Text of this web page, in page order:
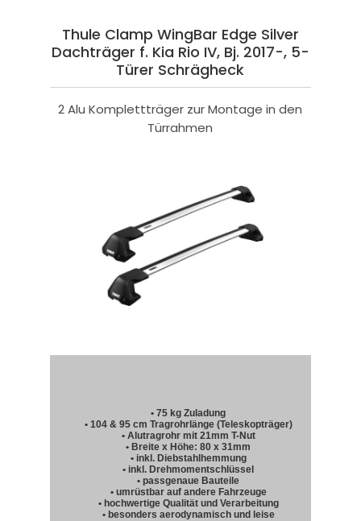
Thule Clamp WingBar Edge Silver
Dachträger f. Kia Rio IV, Bj. 2017-, 5-
Türer Schrägheck
2 Alu Komplettträger zur Montage in den
Türrahmen
• 75 kg Zuladung
• 104 & 95 cm Tragrohrlänge (Teleskopträger)
• Alutragrohr mit 21mm T-Nut
• Breite x Höhe: 80 x 31mm
• inkl. Diebstahlhemmung
• inkl. Drehmomentschlüssel
• passgenaue Bauteile
• umrüstbar auf andere Fahrzeuge
• hochwertige Qualität und Verarbeitung
• besonders aerodynamisch und leise